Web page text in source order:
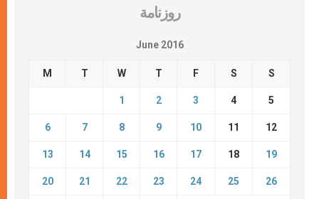
روزنامة
June 2016
M T W T F S S
1 2 3 4 5
6 7 8 9 10 11 12
13 14 15 16 17 18 19
20 21 22 23 24 25 26